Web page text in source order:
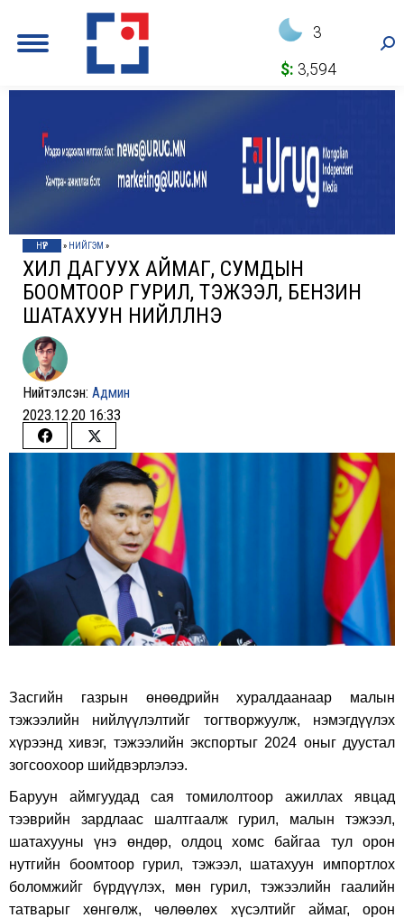
3
$: 3,594
НҮҮР » НИЙГЭМ »
ХИЛ ДАГУУХ АЙМАГ, СУМДЫН
БООМТООР ГУРИЛ, ТЭЖЭЭЛ, БЕНЗИН
ШАТАХУУН НИЙЛҮҮЛНЭ
Нийтэлсэн: Админ
2023.12.20 16:33
Share
Facebook
Share
on
Twitter
Засгийн газрын өнөөдрийн хуралдаанаар малын
тэжээлийн нийлүүлэлтийг тогтворжуулж, нэмэгдүүлэх
хүрээнд хивэг, тэжээлийн экспортыг 2024 оныг дуустал
зогсоохоор шийдвэрлэлээ.
Баруун аймгуудад сая томилолтоор ажиллах явцад
тээврийн зардлаас шалтгаалж гурил, малын тэжээл,
шатахууны үнэ өндөр, олдоц хомс байгаа тул орон
нутгийн боомтоор гурил, тэжээл, шатахуун импортлох
боломжийг бүрдүүлэх, мөн гурил, тэжээлийн гаалийн
татварыг хөнгөлж, чөлөөлөх хүсэлтийг аймаг, орон